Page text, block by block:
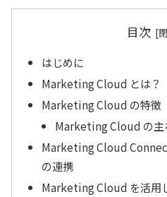
目次
はじめに
Marketing Cloud とは？
Marketing Cloud の特徴
Marketing Cloud の主
Marketing Cloud
の連携
Marketing Cloud を活用